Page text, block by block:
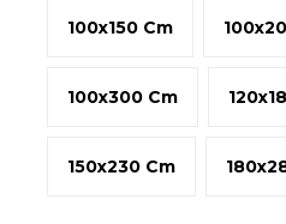
100x150 Cm
100x300 Cm
150x230 Cm